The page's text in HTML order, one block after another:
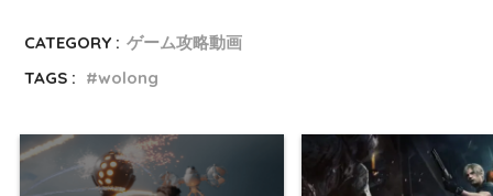
CATEGORY : ゲーム攻略動画
TAGS :
wolong